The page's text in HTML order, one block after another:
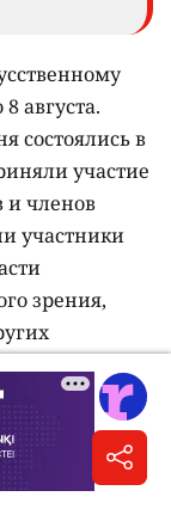
августа.
состоялись в
участие
и членов
участники
зрения,